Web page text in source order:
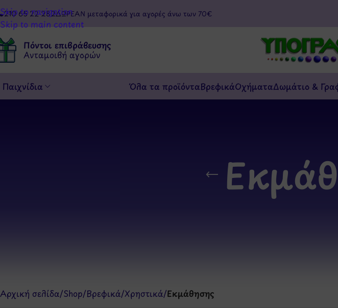
Skip to navigation
Skip to main content
210 65 22 282ΔΩΡΕΑΝ μεταφορικά για αγορές άνω των 70€
Πόντοι επιβράβευσης
Ανταμοιβή αγορών
Παιχνίδια Όλα τα προϊόνταΒρεφικάΟχήματαΔωμάτιο &
Αρχική σελίδα/Shop/Βρεφικά/Χρηστικά/Εκμάθησης